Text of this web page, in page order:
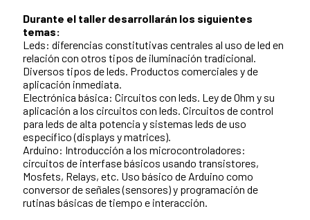
Durante el taller desarrollarán los siguientes
temas:
Leds: diferencias constitutivas centrales al uso de led en
relación con otros tipos de iluminación tradicional.
Diversos tipos de leds. Productos comerciales y de
aplicación inmediata.
Electrónica básica: Circuitos con leds. Ley de Ohm y su
aplicación a los circuitos con leds. Circuitos de control
para leds de alta potencia y sistemas leds de uso
específico (displays y matrices).
Arduino: Introducción a los microcontroladores:
circuitos de interfase básicos usando transistores,
Mosfets, Relays, etc. Uso básico de Arduino como
conversor de señales (sensores) y programación de
rutinas básicas de tiempo e interacción.